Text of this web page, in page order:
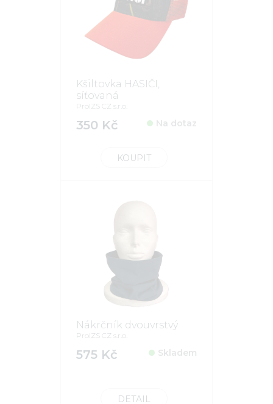
Kšiltovka HASIČI,
síťovaná
ProIZS CZ s.r.o.
350 Kč Na dotaz
KOUPIT
Nákrčník dvouvrstvý
ProIZS CZ s.r.o.
575 Kč Skladem
DETAIL